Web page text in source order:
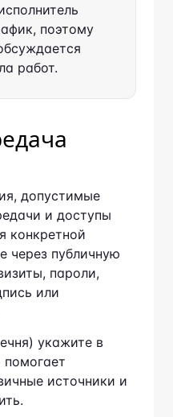
поэтому
работ.
допустимые
и доступы
задачи.
форму
коды,
персональные
укажите в
источники и